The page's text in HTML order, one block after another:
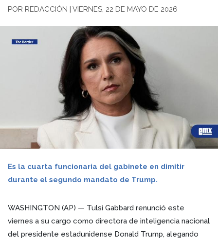
POR REDACCIÓN | VIERNES, 22 DE MAYO DE 2026
Es la cuarta funcionaria del gabinete en dimitir
durante el segundo mandato de Trump.
WASHINGTON (AP) — Tulsi Gabbard renunció este
viernes a su cargo como directora de inteligencia nacional
del presidente estadunidense Donald Trump, alegando